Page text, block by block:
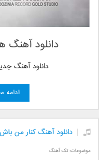
دانلود آهنگ
دانلود آهنگ
ادامه
دانلود آهنگ کنار من
موضوعات:تک آهنگ